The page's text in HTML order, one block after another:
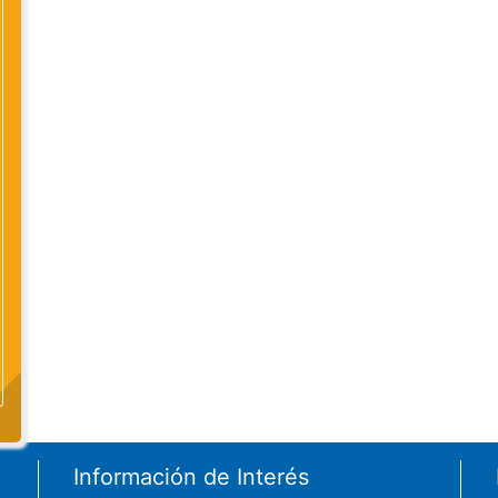
Información de Interés